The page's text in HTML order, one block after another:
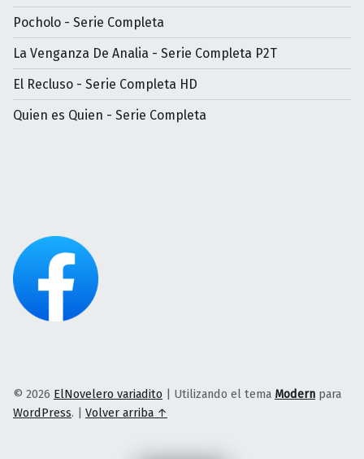
Pocholo - Serie Completa
La Venganza De Analia - Serie Completa P2T
El Recluso - Serie Completa HD
Quien es Quien - Serie Completa
© 2026 ElNovelero variadito | Utilizando el tema Modern para
WordPress. | Volver arriba ↑